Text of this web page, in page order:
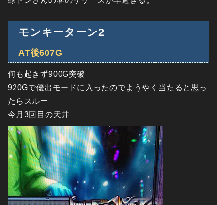
モンキーターン2
AT後607G
何も起きず900G突破
920Gで優出モードに入ったのでようやく当たると思っ
たらスルー
今月3回目の天井